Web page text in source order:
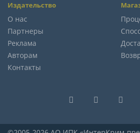
Издательство
О нас
Партнеры
Реклама
Авторам
Контакты